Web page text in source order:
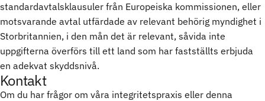
standardavtalsklausuler från Europeiska kommissionen, eller
motsvarande avtal utfärdade av relevant behörig myndighet i
Storbritannien, i den mån det är relevant, såvida inte
uppgifterna överförs till ett land som har fastställts erbjuda
en adekvat skyddsnivå.
Kontakt
Om du har frågor om våra integritetspraxis eller denna